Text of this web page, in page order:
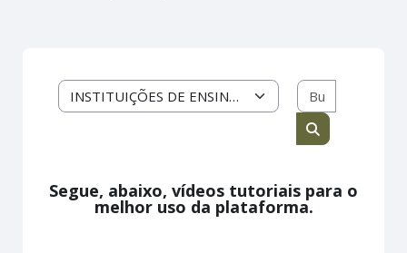
Categorias de Cursos
Buscar cursos
Segue, abaixo, vídeos tutoriais para o
melhor uso da plataforma.